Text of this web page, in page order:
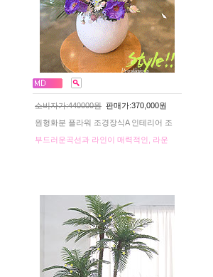
소비자가:440000원 판매가:370,000원
원형화분 플라워 조경장식A 인테리어 조
부드러운곡선과 라인이 매력적인, 라운